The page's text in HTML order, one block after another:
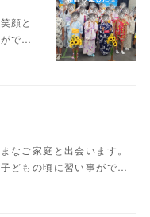
顔と
がで…
なご家庭と出会います。
どもの頃に習い事がで…